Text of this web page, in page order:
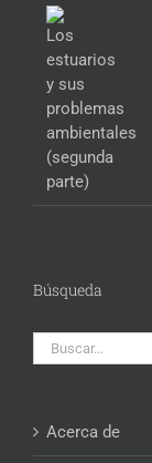
Búsqueda
Buscar:
Acerca de